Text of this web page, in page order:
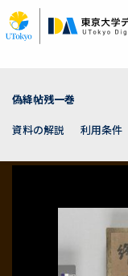
イ
ン
偽絳帖残一巻
資料の解説
利用条件